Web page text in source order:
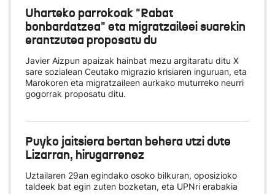
Uharteko parrokoak "Rabat
bonbardatzea" eta migratzaileei suarekin
erantzutea proposatu du
Javier Aizpun apaizak hainbat mezu argitaratu ditu X
sare sozialean Ceutako migrazio krisiaren inguruan, eta
Marokoren eta migratzaileen aurkako muturreko neurri
gogorrak proposatu ditu.
Puyko jaitsiera bertan behera utzi dute
Lizarran, hirugarrenez
Uztailaren 29an egindako osoko bilkuran, oposizioko
taldeek bat egin zuten bozketan, eta UPNri erabakia